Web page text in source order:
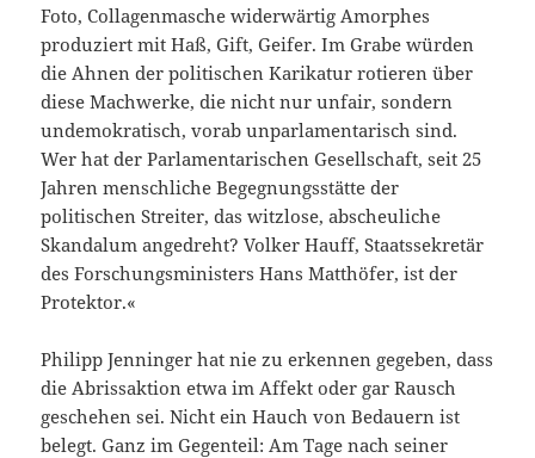
Foto, Collagenmasche widerwärtig Amorphes
produziert mit Haß, Gift, Geifer. Im Grabe würden
die Ahnen der politischen Karikatur rotieren über
diese Machwerke, die nicht nur unfair, sondern
undemokratisch, vorab unparlamentarisch sind.
Wer hat der Parlamentarischen Gesellschaft, seit 25
Jahren menschliche Begegnungsstätte der
politischen Streiter, das witzlose, abscheuliche
Skandalum angedreht? Volker Hauff, Staatssekretär
des Forschungsministers Hans Matthöfer, ist der
Protektor.«
Philipp Jenninger hat nie zu erkennen gegeben, dass
die Abrissaktion etwa im Affekt oder gar Rausch
geschehen sei. Nicht ein Hauch von Bedauern ist
belegt. Ganz im Gegenteil: Am Tage nach seiner